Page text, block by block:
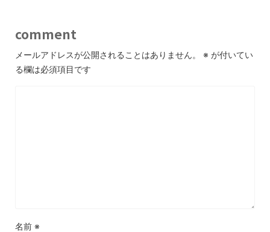
comment
メールアドレスが公開されることはありません。 ※ が付いてい
る欄は必須項目です
名前 ※